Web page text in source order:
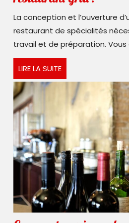
pour
créer
grill
La conception et l’ouverture
restaurant de spécialités
travail et de préparation. Vous
LIRE LA SUITELIRE
LA
SUITE